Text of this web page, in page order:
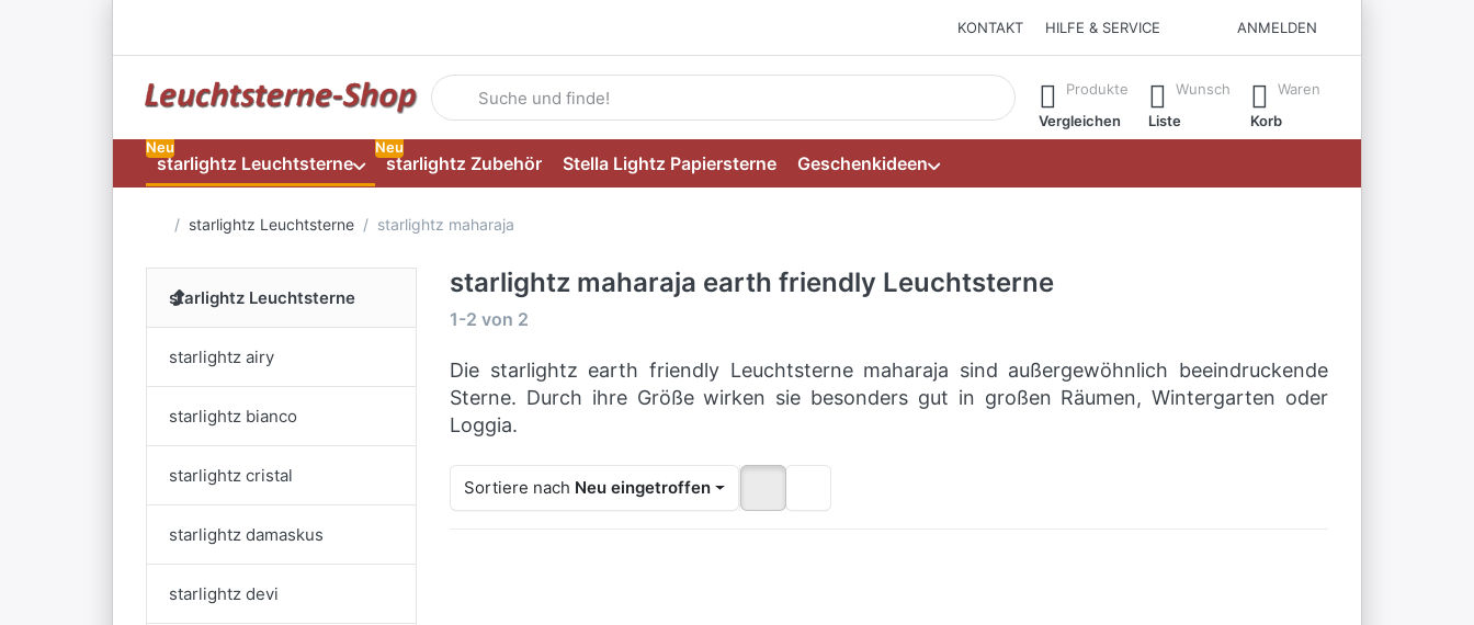
KONTAKT HILFE & SERVICE ANMELDEN
Geben Sie einen Suchbegriff ein. Während Sie tippen, erscheinen automatisch erste Ergebnisse. Drücken Sie die Eingabetaste, um
Produkte
Vergleichen
Wunsch
Liste
Waren
Korb
starlightz Leuchtsterne
Neu
starlightz Zubehör
Neu
Stella Lightz Papiersterne Geschenkideen
Startseite
starlightz Leuchtsterne starlightz maharaja
starlightz Leuchtsterne
starlightz airy
starlightz bianco
starlightz cristal
starlightz damaskus
starlightz devi
starlightz maharaja earth friendly Leuchtsterne
Suchergebnisse:
1-2 von 2
Die starlightz earth friendly Leuchtsterne maharaja sind außergewöhnlich beeindruckende
Sterne. Durch ihre Größe wirken sie besonders gut in großen Räumen, Wintergarten oder
Loggia.
Sortiere nach Neu eingetroffen